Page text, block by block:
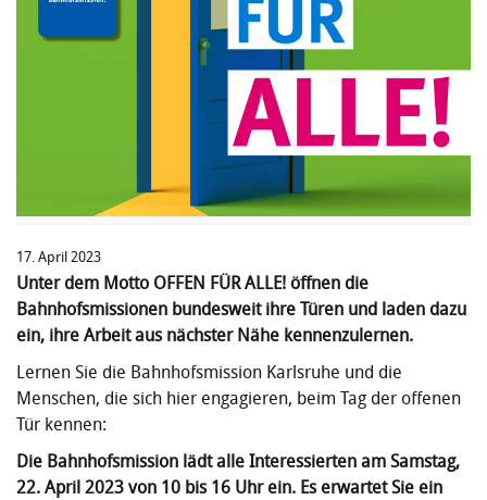
17. April 2023
Unter dem Motto OFFEN FÜR ALLE! öffnen die
Bahnhofsmissionen bundesweit ihre Türen und laden dazu
ein, ihre Arbeit aus nächster Nähe kennenzulernen.
Lernen Sie die Bahnhofsmission Karlsruhe und die
Menschen, die sich hier engagieren, beim Tag der offenen
Tür kennen:
Die Bahnhofsmission lädt alle Interessierten am Samstag,
22. April 2023 von 10 bis 16 Uhr ein. Es erwartet Sie ein